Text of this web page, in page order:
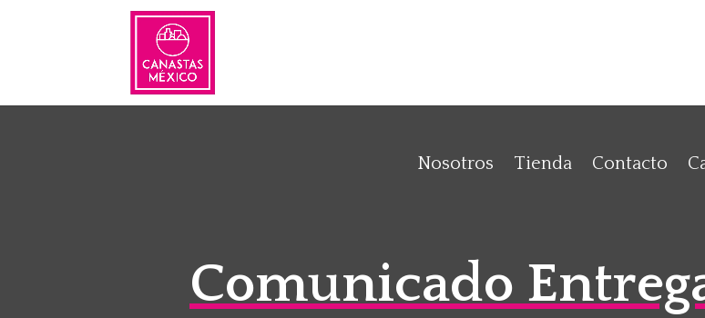
Nosotros Tienda Contacto
Comunicado